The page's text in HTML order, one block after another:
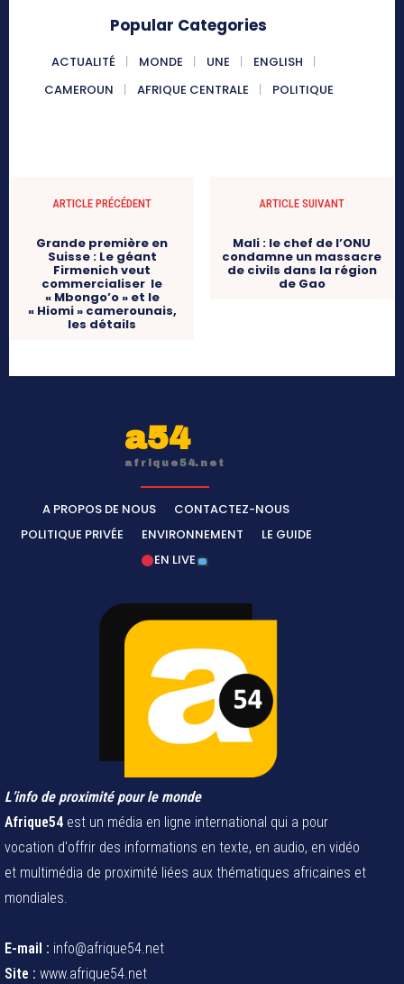
Popular Categories
ACTUALITÉ MONDE UNE
ENGLISH
CAMEROUN
AFRIQUE CENTRALE POLITIQUE
ARTICLE PRÉCÉDENT
Grande première en
Suisse : Le géant
Firmenich veut
commercialiser le
« Mbongo’o » et le
« Hiomi » camerounais,
les détails
ARTICLE SUIVANT
Mali : le chef de l’ONU
condamne un massacre
de civils dans la région
de Gao
a54
afrique54.net
A PROPOS DE NOUS
CONTACTEZ-NOUS
POLITIQUE PRIVÉE
ENVIRONNEMENT
LE GUIDE
EN LIVE
L’info de proximité pour le monde
Afrique54 est un média en ligne international qui a pour
vocation d'offrir des informations en texte, en audio, en vidéo
et multimédia de proximité liées aux thématiques africaines et
mondiales.
E-mail : info@afrique54.net
Site : www.afrique54.net